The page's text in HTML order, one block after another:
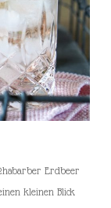
Erdbeer
kleinen Blick